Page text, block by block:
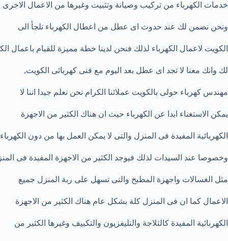
خدمات الكهرباء من تركيب وصيانة وتثبيت وغيرها من الاعمال الاخرى
ونحن نضمن لك عند حدوث اى عطل من اعطال الكهرباء تلجأ الى
الكويت لاعمال الكهرباء لذلك فنحن لدينا خطة مميزة للقيام باعمال
لك وانك معنا لا تجد اى عطل بعد اليوم مع فنى كهربائى الكويت,
مهندس كهرباء حولى بالكويت عملائنا الكرام نحن نعلم جيدا اننا لا
يمكن الاستغناء ابدا عن الكهرباء حيث ان هناك الكثير من الاجهزة
الكهربائية المفيدة فى المنزل والتى لا يمكن العمل بها من دون الكهرباء
وخصوصا عند السيدات لذلك فيوجد الكثير من الاجهزة المفيدة فى
مثل الغسالات واجهزة المطبخ والتى تسهل على ربة المنزل جميع
الاعمال كما ان فى المنزل كلة بشكل عام هناك الكثير من الاجهزة
الكهربائية المفيدة كالثلاجة والتليفزيون والتكييف وغيرها الكثير من